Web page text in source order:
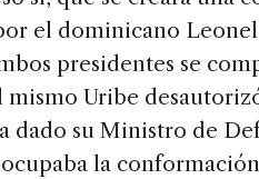
el dominicano
presidentes se
mismo Uribe
dado su Ministro de
la